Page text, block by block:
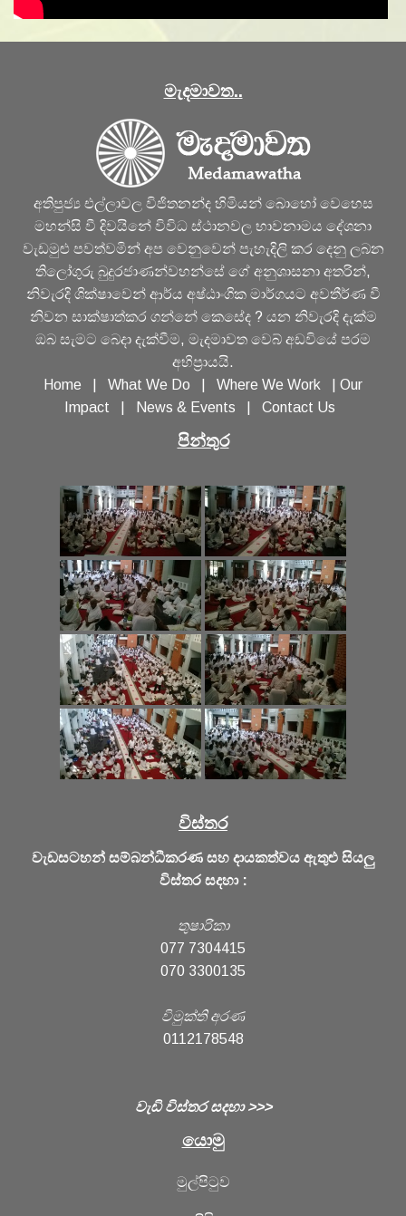
මැදමාවත..
අතිපුජ්‍ය එල්ලාවල විජිතනන්ද හිමියන් බොහෝ වෙහෙස
මහන්සි වී දිවයිනේ විවිධ ස්ථානවල භාවනාමය දේශනා
වැඩමුළු පවත්වමින් අප වෙනුවෙන් පැහැදිලි කර දෙනු ලබන
තිලෝගුරු බුදුරජාණන්වහන්සේ ගේ අනුශාසනා අතරින්,
නිවැරදි ශික්ෂාවෙන් ආර්ය අෂ්ඨාංගික මාර්ගයට අවතීර්ණ වී
නිවන සාක්ෂාත්කර ගන්නේ කෙසේද ? යන නිවැරදි දැක්ම
ඔබ සැමට බෙදා දැක්වීම, මැදමාවත වෙබ් අඩවියේ පරම
අභිප්‍රායයි.
Home
What We Do Where We Work
Our
Impact
News & Events Contact Us
පින්තුර
විස්තර
වැඩසටහන් සම්බන්ධීකරණ සහ දායකත්වය ඇතුළු සියලු
විස්තර සදහා :
තුෂාරිකා
077 7304415
070 3300135
විමුක්ති අරණ
0112178548
වැඩි විස්තර සදහා >>>
යොමු
මුල්පිටුව